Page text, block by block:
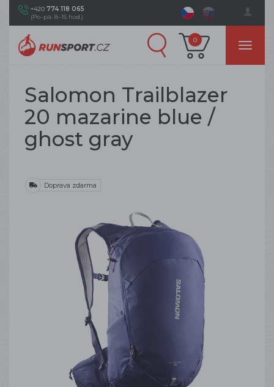
+420 774 118 065
(Po–pá: 8–15 hod.)
0
Salomon Trailblazer
20 mazarine blue /
ghost gray
Doprava zdarma